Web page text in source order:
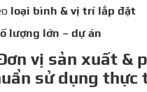
loại bình & vị trí lắp đặt
lượng lớn – dự án
vị sản xuất &
sử dụng thực